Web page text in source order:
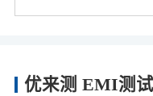
优来测 EMI测